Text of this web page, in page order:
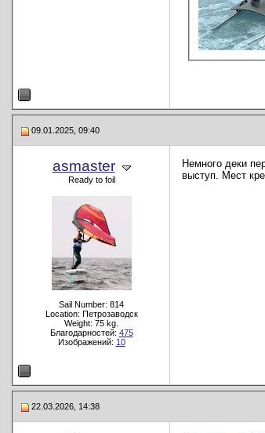
09.01.2025, 09:40
asmaster
Ready to foil
Sail Number: 814
Location: Петрозаводск
Weight: 75 kg.
Благодарностей: 475
Изображений: 10
Немного деки
выступ. Мест
22.03.2026, 14:38